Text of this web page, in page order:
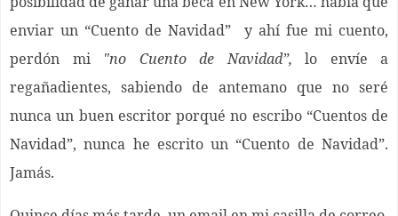
enviar un “Cuento de Navidad” y ahí fue mi cuento,
perdón mi "no Cuento de Navidad”, lo envíe a
regañadientes, sabiendo de antemano que no seré
nunca un buen escritor porqué no escribo “Cuentos de
Navidad”, nunca he escrito un “Cuento de Navidad”.
Jamás.